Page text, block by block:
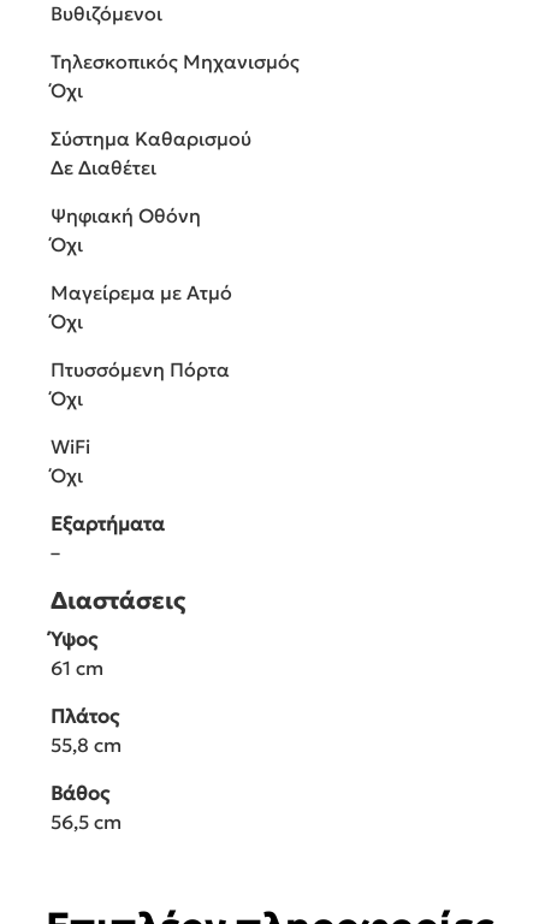
Βυθιζόμενοι
Τηλεσκοπικός Μηχανισμός
Όχι
Σύστημα Καθαρισμού
Δε Διαθέτει
Ψηφιακή Οθόνη
Όχι
Μαγείρεμα με Ατμό
Όχι
Πτυσσόμενη Πόρτα
Όχι
WiFi
Όχι
Εξαρτήματα
–
Διαστάσεις
Ύψος
61 cm
Πλάτος
55,8 cm
Βάθος
56,5 cm